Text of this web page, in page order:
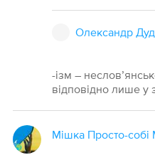
Олександр
-ізм –
відповідно лише у
Мішка Просто-